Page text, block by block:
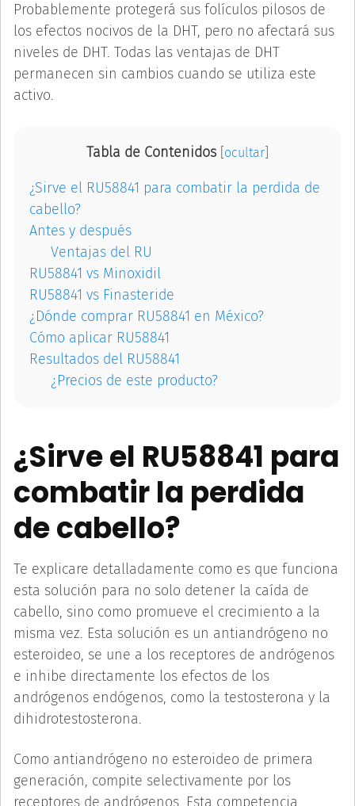
Probablemente protegerá sus folículos pilosos de
los efectos nocivos de la DHT, pero no afectará sus
niveles de DHT. Todas las ventajas de DHT
permanecen sin cambios cuando se utiliza este
activo.
Tabla de Contenidos ocultar
¿Sirve el RU58841 para combatir la perdida de
cabello?
Antes y después
Ventajas del RU
RU58841 vs Minoxidil
RU58841 vs Finasteride
¿Dónde comprar RU58841 en México?
Cómo aplicar RU58841
Resultados del RU58841
¿Precios de este producto?
¿Sirve el RU58841 para
combatir la perdida
de cabello?
Te explicare detalladamente como es que funciona
esta solución para no solo detener la caída de
cabello, sino como promueve el crecimiento a la
misma vez. Esta solución es un antiandrógeno no
esteroideo, se une a los receptores de andrógenos
e inhibe directamente los efectos de los
andrógenos endógenos, como la testosterona y la
dihidrotestosterona.
Como antiandrógeno no esteroideo de primera
generación, compite selectivamente por los
receptores de andrógenos. Esta competencia